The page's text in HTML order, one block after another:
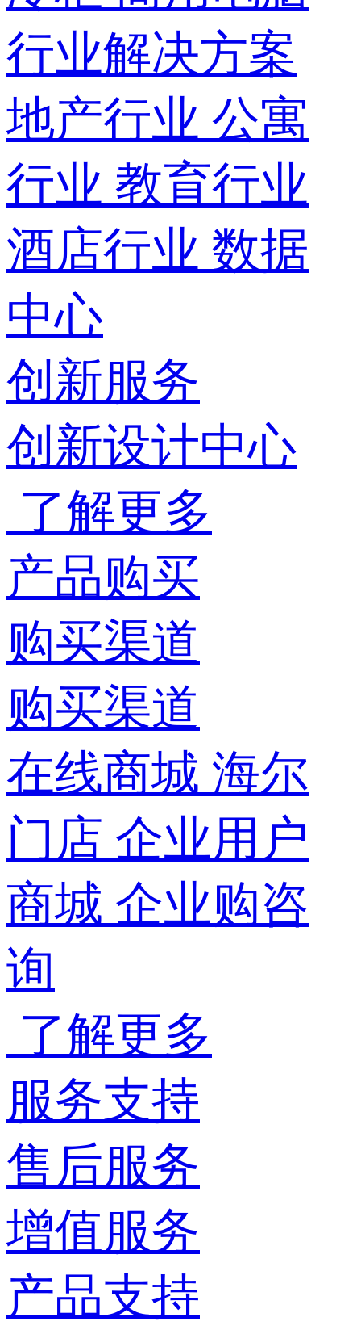
行业解决方案
地产行业 公寓
行业 教育行业
酒店行业 数据
中心
创新服务
创新设计中心
了解更多
产品购买
购买渠道
购买渠道
在线商城 海尔
门店 企业用户
商城 企业购咨
询
了解更多
服务支持
售后服务
增值服务
产品支持